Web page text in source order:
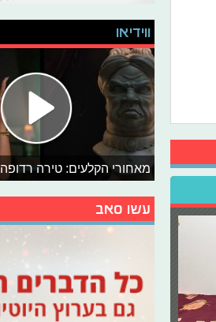
ווידיאו
מאחורי הקלעים: טירה רדופה
עשו סאב